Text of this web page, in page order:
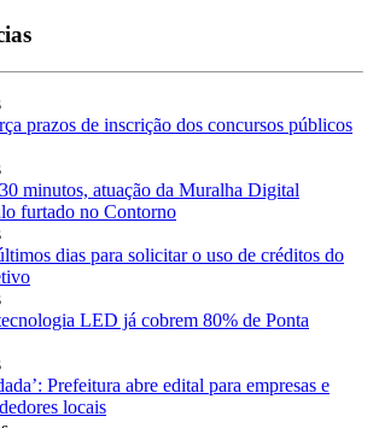
prazos de inscrição dos concursos públicos
minutos, atuação da Muralha Digital
furtado no Contorno
dias para solicitar o uso de créditos do
LED já cobrem 80% de Ponta
Prefeitura abre edital para empresas e
locais